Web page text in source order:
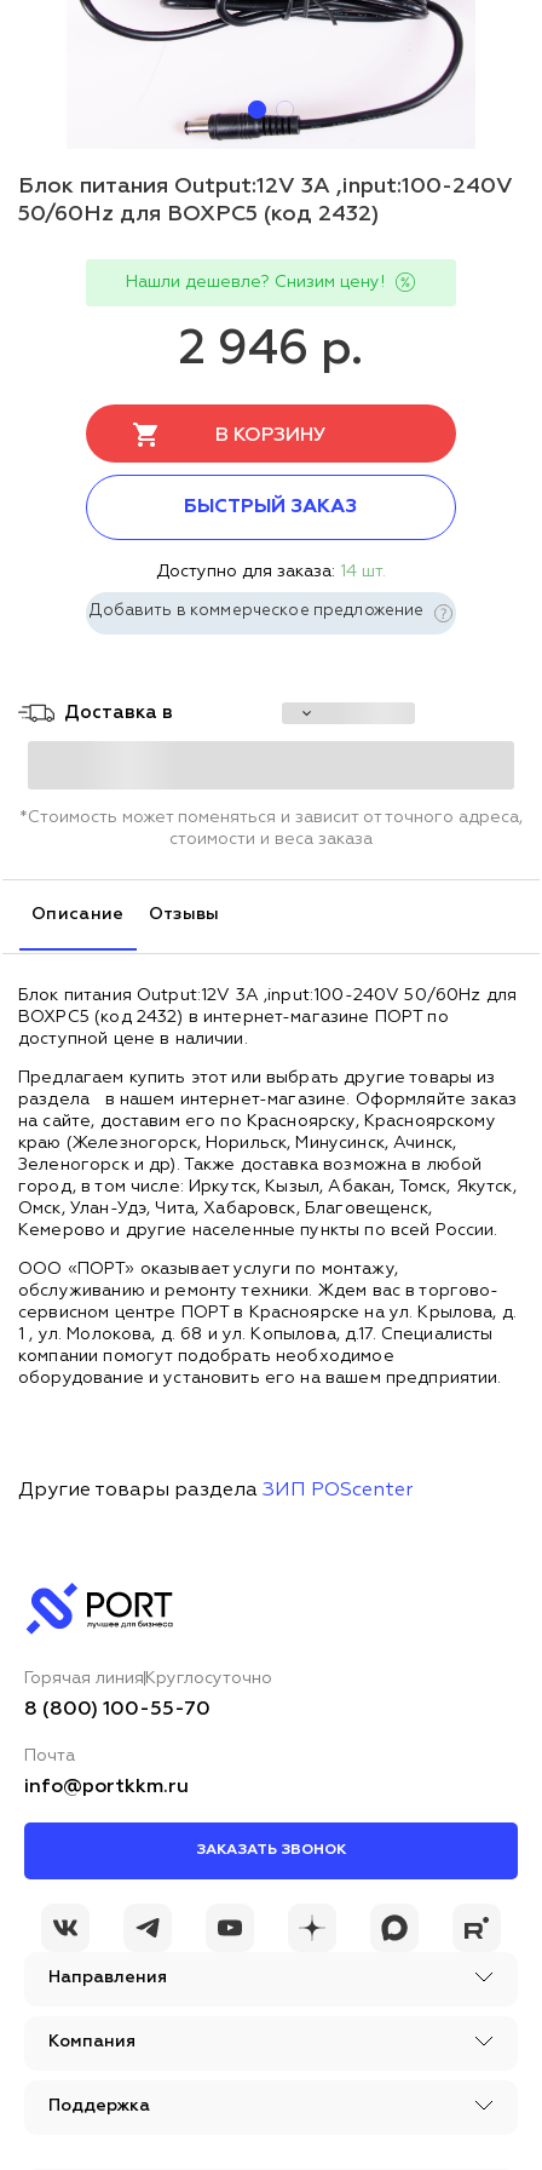
Блок питания Output:12V 3A ,input:100-240V
50/60Hz для BOXPC5 (код 2432)
Нашли дешевле? Снизим цену!
2 946 р.
В КОРЗИНУ
БЫСТРЫЙ ЗАКАЗ
Доступно для заказа: 14 шт.
Добавить в коммерческое предложение
Доставка в
*Стоимость может поменяться и зависит от точного адреса,
стоимости и веса заказа
Описание Отзывы
Блок питания Output:12V 3A ,input:100-240V 50/60Hz для
BOXPC5 (код 2432) в интернет-магазине ПОРТ по
доступной цене в наличии.
Предлагаем купить этот или выбрать другие товары из
раздела
в нашем интернет-магазине. Оформляйте заказ
на сайте, доставим его по Красноярску, Красноярскому
краю (Железногорск, Норильск, Минусинск, Ачинск,
Зеленогорск и др). Также доставка возможна в любой
город, в том числе: Иркутск, Кызыл, Абакан, Томск, Якутск,
Омск, Улан-Удэ, Чита, Хабаровск, Благовещенск,
Кемерово и другие населенные пункты по всей России.
ООО «ПОРТ» оказывает услуги по монтажу,
обслуживанию и ремонту техники. Ждем вас в торгово-
сервисном центре ПОРТ в Красноярске на ул. Крылова, д.
1 , ул. Молокова, д. 68 и ул. Копылова, д.17. Специалисты
компании помогут подобрать необходимое
оборудование и установить его на вашем предприятии.
Другие товары раздела ЗИП POScenter
Направления
Компания
Поддержка
Горячая линия Круглосуточно
8 (800) 100-55-70
Почта
info@portkkm.ru
ЗАКАЗАТЬ ЗВОНОК